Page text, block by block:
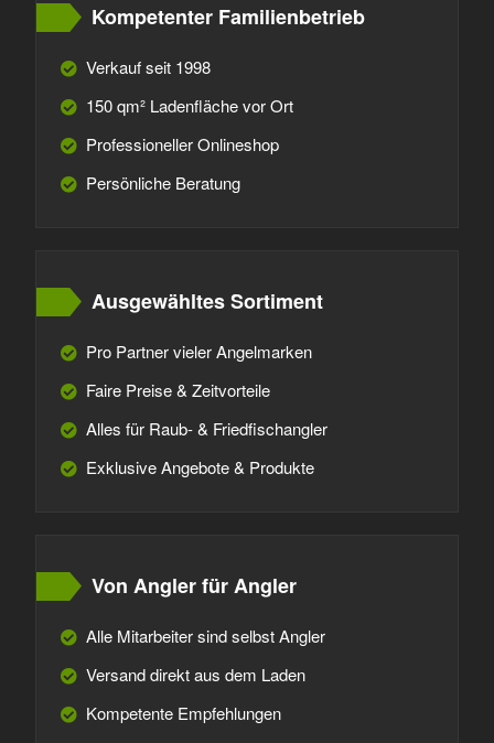
Kompetenter Familienbetrieb
Verkauf seit 1998
150 qm² Ladenfläche vor Ort
Professioneller Onlineshop
Persönliche Beratung
Ausgewähltes Sortiment
Pro Partner vieler Angelmarken
Faire Preise & Zeitvorteile
Alles für Raub- & Friedfischangler
Exklusive Angebote & Produkte
Von Angler für Angler
Alle Mitarbeiter sind selbst Angler
Versand direkt aus dem Laden
Kompetente Empfehlungen